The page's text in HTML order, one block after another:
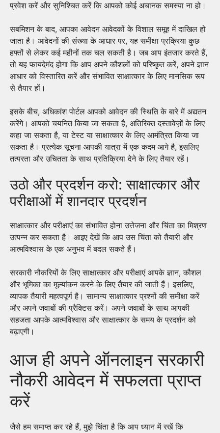
प्रवेश करें और सुनिश्चित करें कि आपको कोई अचानक समस्या ना हो।
सबमिशन के बाद, आपका आवेदन आवेदकों के विशाल समूह में दाखिल हो
जाता है। आवेदनों की संख्या के आधार पर, यह समीक्षा प्रक्रिया कुछ
हफ्तों से लेकर कई महीनों तक चल सकती है। जब आप इंतजार करते हैं,
तो यह फायदेमंद होगा कि आप अपने कौशलों को परिष्कृत करें, अपने ज्ञान
आधार को विस्तारित करें और संभावित साक्षात्कार के लिए मानसिक रूप
से तैयार हों।
इसके बीच, अधिकांश पोर्टल आपको आवेदन की स्थिति के बारे में अद्यतन
करेंगे। आपको चयनित किया जा सकता है, अतिरिक्त दस्तावेज़ों के लिए
कहा जा सकता है, या टेस्ट या साक्षात्कार के लिए आमंत्रित किया जा
सकता है। प्रत्येक सूचना आपकी यात्रा में एक कदम आगे है, इसलिए
तत्परता और उचितता के साथ प्रतिक्रिया देने के लिए तैयार रहें।
उठो और प्रदर्शन करो: साक्षात्कार और
परीक्षाओं में शानदार प्रदर्शन
साक्षात्कार और परीक्षाएं का संभावित होना उत्तेजना और चिंता का मिश्रण
उत्पन्न कर सकता है। आइए देखें कि आप उस चिंता को तैयारी और
आत्मविश्वास के एक अनुभव में बदल सकते हैं।
सरकारी नौकरियों के लिए साक्षात्कार और परीक्षाएं आपके ज्ञान, कौशल
और भूमिका का मूल्यांकन करने के लिए तैयार की जाती हैं। इसलिए,
व्यापक तैयारी महत्वपूर्ण है। सामान्य साक्षात्कार प्रश्नों की समीक्षा करें
और अपने जवाबों की प्रैक्टिस करें। अपने जवाबों के साथ आपकी
सहजता आपके आत्मविश्वास और साक्षात्कार के समय के प्रदर्शन को
बढ़ाएगी।
आज ही अपने ऑनलाइन सरकारी
नौकरी आवेदन में सफलता प्राप्त
करें
जैसे हम समाप्त कर रहे हैं, मुझे चिंता है कि आप ध्यान में रखें कि